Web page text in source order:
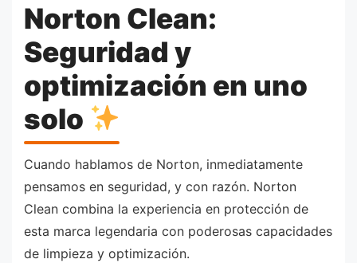
Norton Clean:
Seguridad y
optimización en uno
solo
Cuando hablamos de Norton, inmediatamente
pensamos en seguridad, y con razón. Norton
Clean combina la experiencia en protección de
esta marca legendaria con poderosas capacidades
de limpieza y optimización.